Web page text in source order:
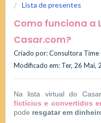
Lista de presentes
Como funciona a
Casar.com?
Criado por: Consultora Time
Modificado em: Ter, 26 Mai,
Na lista virtual do
fictícios e convertidos
pode resgatar em